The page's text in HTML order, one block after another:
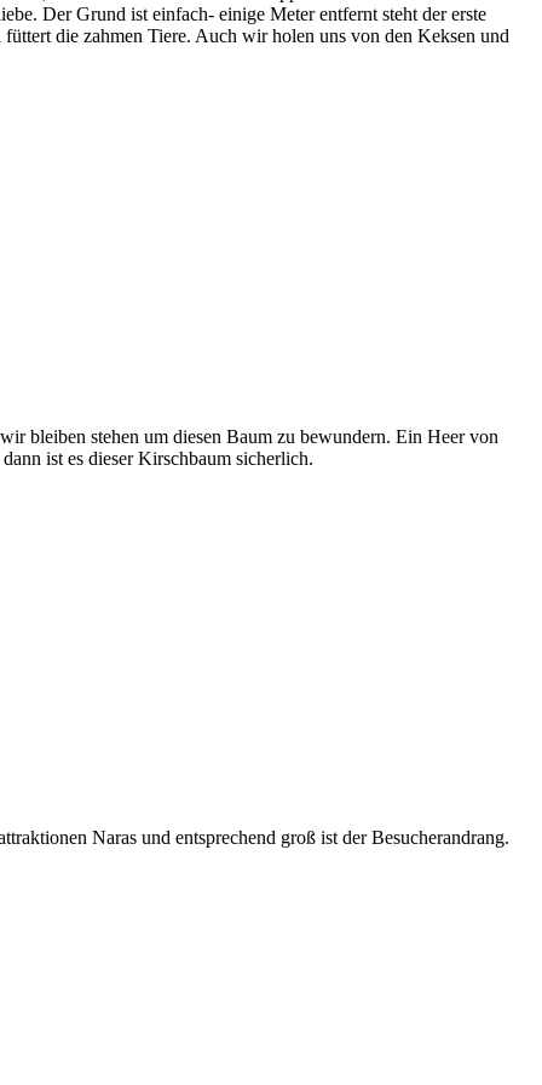
Der Grund ist einfach- einige Meter entfernt steht der erste
die zahmen Tiere. Auch wir holen uns von den Keksen und
bleiben stehen um diesen Baum zu bewundern. Ein Heer von
ist es dieser Kirschbaum sicherlich.
Naras und entsprechend groß ist der Besucherandrang.